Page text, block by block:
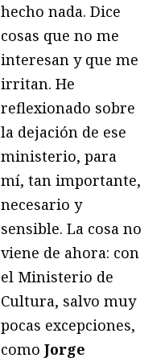
hecho nada. Dice
cosas que no me
interesan y que me
irritan. He
reflexionado sobre
la dejación de ese
ministerio, para
mí, tan importante,
necesario y
sensible. La cosa no
viene de ahora: con
el Ministerio de
Cultura, salvo muy
pocas excepciones,
como Jorge